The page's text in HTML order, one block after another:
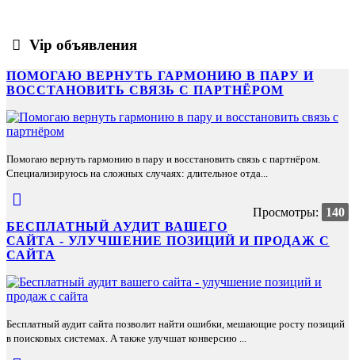
Vip объявления
ПОМОГАЮ ВЕРНУТЬ ГАРМОНИЮ В ПАРУ И
ВОССТАНОВИТЬ СВЯЗЬ С ПАРТНЁРОМ
Помогаю вернуть гармонию в пару и восстановить связь с партнёром.
Специализируюсь на сложных случаях: длительное отда...
Просмотры:
140
БЕСПЛАТНЫЙ АУДИТ ВАШЕГО
САЙТА - УЛУЧШЕНИЕ ПОЗИЦИЙ И ПРОДАЖ С
САЙТА
Бесплатный аудит сайта позволит найти ошибки, мешающие росту позиций
в поисковых системах. А также улучшат конверсию ...